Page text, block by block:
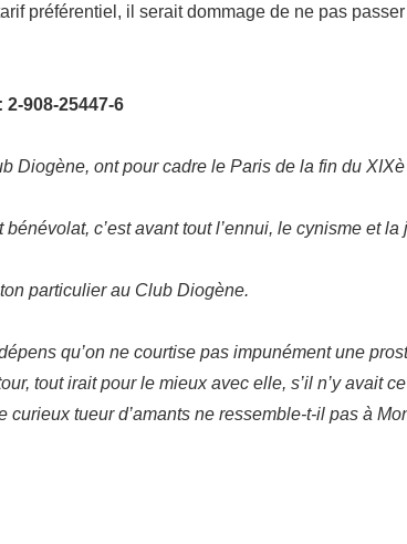
préférentiel, il serait dommage de ne pas
2-908-25447-6
Diogène, ont pour cadre le Paris de la fin du
c’est avant tout l’ennui, le cynisme et la
particulier au Club Diogène.
qu’on ne courtise pas impunément une
tout irait pour le mieux avec elle, s’il n’y avait
tueur d’amants ne ressemble-t-il pas à